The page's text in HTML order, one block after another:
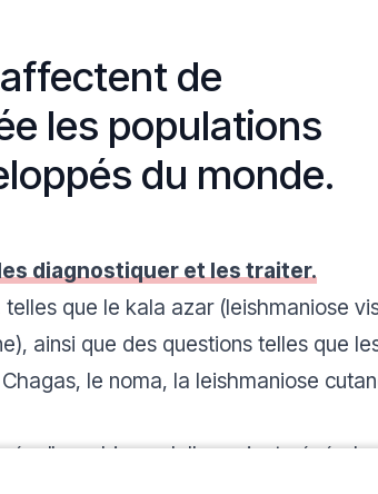
de
les populations
du monde.
diagnostiquer et les traiter.
que le kala azar (leishmaniose
ainsi que des questions telles que
le noma, la leishmaniose
car, bien qu'elles soient